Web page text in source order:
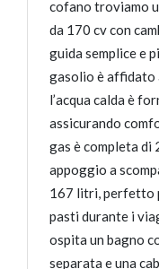
cofano troviamo
da 170 cv con
guida semplice e
gasolio è affidato
l’acqua calda è
assicurando
gas è completa di
appoggio a
167 litri, perfetto
pasti durante i
ospita un bagno
separata e una